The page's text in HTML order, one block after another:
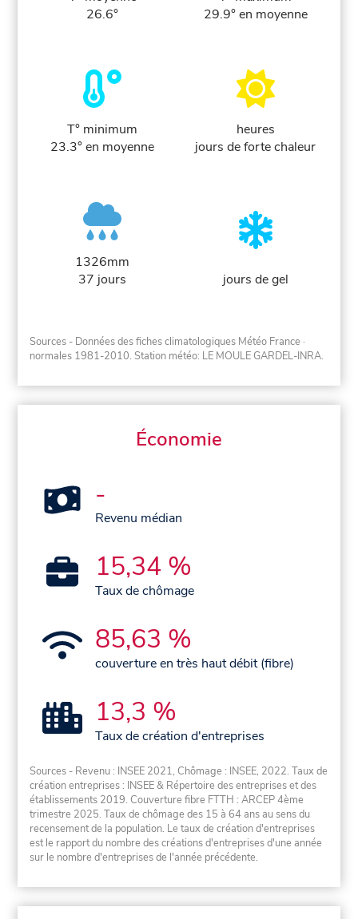
26.6°
29.9° en moyenne
T° minimum
23.3° en moyenne
heures
jours de forte chaleur
1326mm
37 jours
jours de gel
Sources - Données des fiches climatologiques Météo France ·
normales 1981-2010. Station météo: LE MOULE GARDEL-INRA.
Économie
-
Revenu médian
15,34 %
Taux de chômage
85,63 %
couverture en très haut débit (fibre)
13,3 %
Taux de création d'entreprises
Sources - Revenu : INSEE 2021, Chômage : INSEE, 2022. Taux de
création entreprises : INSEE & Répertoire des entreprises et des
établissements 2019. Couverture fibre FTTH : ARCEP 4ème
trimestre 2025. Taux de chômage des 15 à 64 ans au sens du
recensement de la population. Le taux de création d'entreprises
est le rapport du nombre des créations d'entreprises d'une année
sur le nombre d'entreprises de l'année précédente.